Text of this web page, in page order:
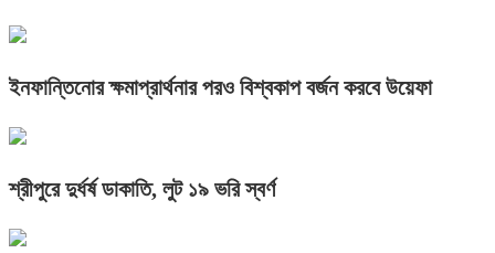
ইনফান্তিনোর ক্ষমাপ্রার্থনার পরও বিশ্বকাপ বর্জন করবে উয়েফা
শ্রীপুরে দুর্ধর্ষ ডাকাতি, লুট ১৯ ভরি স্বর্ণ